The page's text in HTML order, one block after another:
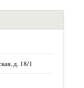
д. 18/1